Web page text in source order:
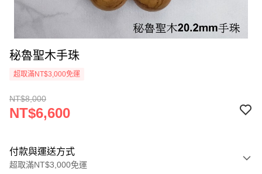
秘魯聖木手珠
超取滿NT$3,000免運
NT$8,000
NT$6,600
付款與運送方式
超取滿NT$3,000免運